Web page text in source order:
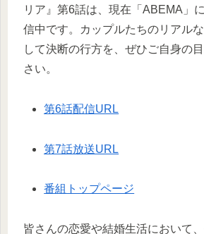
リア』第6話は、現在「ABEMA」
信中です。カップルたちのリアル
して決断の行方を、ぜひご自身の
さい。
第6話配信URL
第7話放送URL
番組トップページ
皆さんの恋愛や結婚生活において